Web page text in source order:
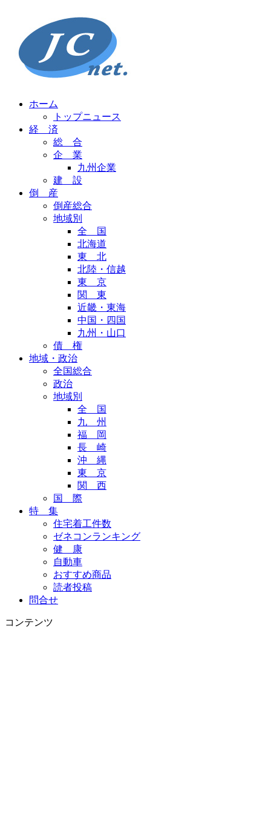
ホーム
トップニュース
経 済
総 合
企 業
九州企業
建 設
倒 産
倒産総合
地域別
全 国
北海道
東 北
北陸・信越
東 京
関 東
近畿・東海
中国・四国
九州・山口
債 権
地域・政治
全国総合
政治
地域別
全 国
九 州
福 岡
長 崎
沖 縄
東 京
関 西
国 際
特 集
住宅着工件数
ゼネコンランキング
健 康
自動車
おすすめ商品
読者投稿
問合せ
コンテンツ